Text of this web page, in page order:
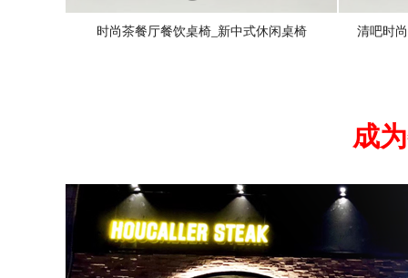
时尚茶餐厅餐饮桌椅_新中式休闲桌椅 清吧时
成